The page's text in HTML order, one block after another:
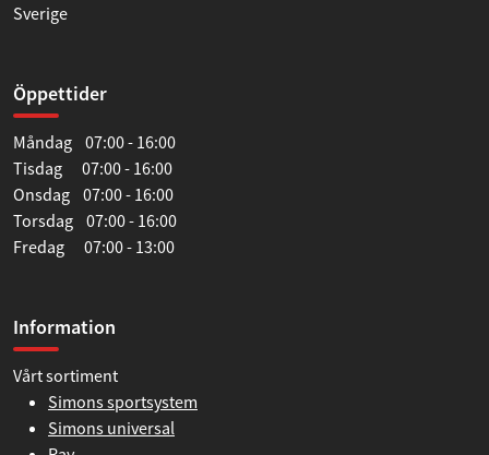
Sverige
Öppettider
Måndag 07:00 - 16:00
Tisdag 07:00 - 16:00
Onsdag 07:00 - 16:00
Torsdag 07:00 - 16:00
Fredag 07:00 - 13:00
Information
Vårt sortiment
Simons sportsystem
Simons universal